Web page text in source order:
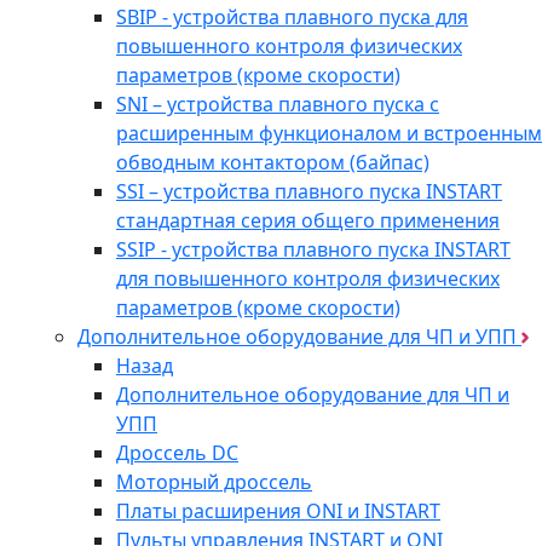
SBIP - устройства плавного пуска для
повышенного контроля физических
параметров (кроме скорости)
SNI – устройства плавного пуска с
расширенным функционалом и встроенным
обводным контактором (байпас)
SSI – устройства плавного пуска INSTART
стандартная серия общего применения
SSIP - устройства плавного пуска INSTART
для повышенного контроля физических
параметров (кроме скорости)
Дополнительное оборудование для ЧП и УПП
Назад
Дополнительное оборудование для ЧП и
УПП
Дроссель DC
Моторный дроссель
Платы расширения ONI и INSTART
Пульты управления INSTART и ONI